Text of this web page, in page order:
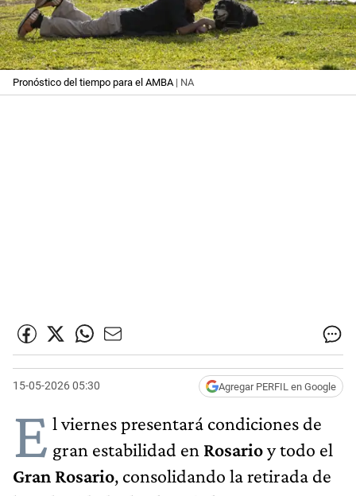
Pronóstico del tiempo para el AMBA| NA
15-05-2026 05:30 Agregar PERFIL en Google
E l viernes presentará condiciones de
gran estabilidad en Rosarioy todo el
Gran Rosario, consolidando la retirada de